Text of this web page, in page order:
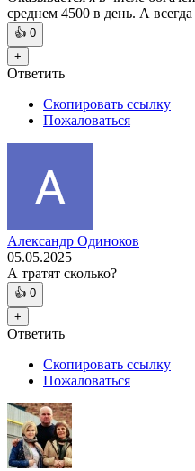
среднем 4500 в день. А
👍 0
+
Ответить
Скопировать ссылку
Пожаловаться
Александр Одиноков
05.05.2025
А тратят сколько?
👍 0
+
Ответить
Скопировать ссылку
Пожаловаться